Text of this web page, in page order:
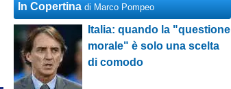
In Copertina di Marco Pompeo
Italia: quando la "questione
morale" è solo una scelta
di comodo